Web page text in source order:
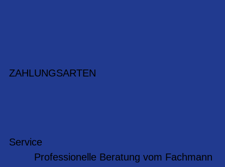
ZAHLUNGSARTEN
Service
Professionelle Beratung vom Fachmann